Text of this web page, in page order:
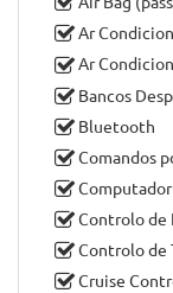
Ar
Ar
Bancos
Bluetooth
Comandos
Controlo de
Controlo de
Cruise